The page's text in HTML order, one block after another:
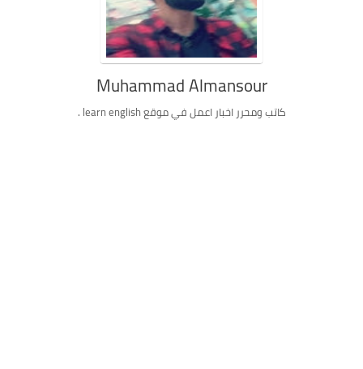
Muhammad Almansour
كاتب ومحرر اخبار اعمل في موقع learn english .